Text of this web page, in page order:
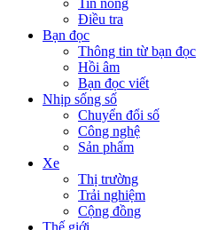
Tin nóng
Điều tra
Bạn đọc
Thông tin từ bạn đọc
Hồi âm
Bạn đọc viết
Nhịp sống số
Chuyển đổi số
Công nghệ
Sản phẩm
Xe
Thị trường
Trải nghiệm
Cộng đồng
Thế giới